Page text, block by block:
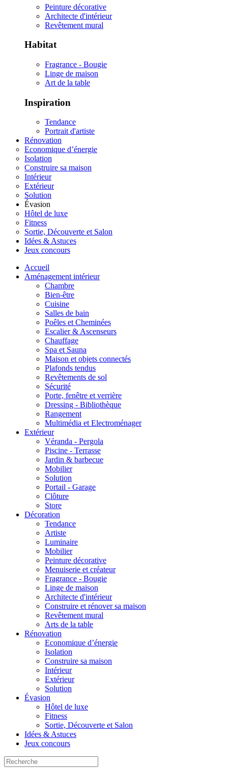
Peinture décorative
Architecte d'intérieur
Revêtement mural
Habitat
Fragrance - Bougie
Linge de maison
Art de la table
Inspiration
Tendance
Portrait d'artiste
Rénovation
Economique d’énergie
Isolation
Construire sa maison
Intérieur
Extérieur
Solution
Évasion
Hôtel de luxe
Fitness
Sortie, Découverte et Salon
Idées & Astuces
Jeux concours
Accueil
Aménagement intérieur
Chambre
Bien-être
Cuisine
Salles de bain
Poêles et Cheminées
Escalier & Ascenseurs
Chauffage
Spa et Sauna
Maison et objets connectés
Plafonds tendus
Revêtements de sol
Sécurité
Porte, fenêtre et verrière
Dressing - Bibliothèque
Rangement
Multimédia et Electroménager
Extérieur
Véranda - Pergola
Piscine - Terrasse
Jardin & barbecue
Mobilier
Solution
Portail - Garage
Clôture
Store
Décoration
Tendance
Artiste
Luminaire
Mobilier
Peinture décorative
Menuiserie et créateur
Fragrance - Bougie
Linge de maison
Architecte d'intérieur
Construire et rénover sa maison
Revêtement mural
Arts de la table
Rénovation
Economique d’énergie
Isolation
Construire sa maison
Intérieur
Extérieur
Solution
Évasion
Hôtel de luxe
Fitness
Sortie, Découverte et Salon
Idées & Astuces
Jeux concours